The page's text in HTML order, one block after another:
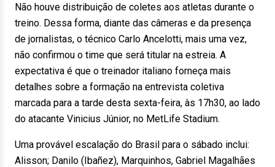
Não houve distribuição de coletes aos atletas durante o
treino. Dessa forma, diante das câmeras e da presença
de jornalistas, o técnico Carlo Ancelotti, mais uma vez,
não confirmou o time que será titular na estreia. A
expectativa é que o treinador italiano forneça mais
detalhes sobre a formação na entrevista coletiva
marcada para a tarde desta sexta-feira, às 17h30, ao lado
do atacante Vinicius Júnior, no MetLife Stadium.
Uma provável escalação do Brasil para o sábado inclui:
Alisson; Danilo (Ibañez), Marquinhos, Gabriel Magalhães